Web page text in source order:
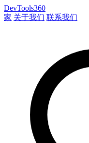
DevTools360
家 关于我们 联系我们